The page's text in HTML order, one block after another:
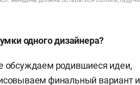
одного дизайнера?
обсуждаем родившиеся идеи,
финальный вариант и